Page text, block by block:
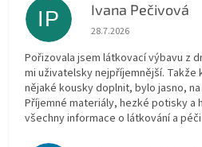
IP Ivana Pečivová
Hodnocení obchodu je
28.7.2026
Pořizovala jsem látkovací výbavu z
mi uživatelsky nejpříjemnější.
nějaké kousky doplnit, bylo jasno,
Příjemné materiály, hezké potisky a
všechny informace o látkování a